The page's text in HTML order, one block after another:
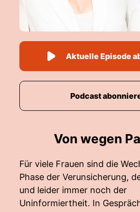
Von wegen
Für viele Frauen sind die
Phase der Verunsicherung,
und leider immer noch der
Uninformiertheit. In
Aktuelle Episode
Podcast